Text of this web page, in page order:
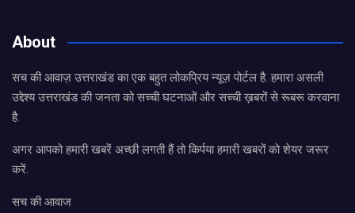
About
सच की आवाज़ उत्तराखंड का एक बहुत लोकप्रिय न्यूज़ पोर्टल है. हमारा असली
उद्देश्य उत्तराखंड की जनता को सच्ची घटनाओं और सच्ची ख़बरों से रूबरू करवाना
है.
अगर आपको हमारी खबरें अच्छी लगती हैं तो किर्पया हमारी खबरों को शेयर जरूर
करें.
सच की आवाज